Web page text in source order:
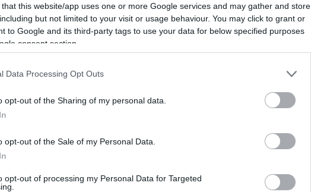
that this website/app uses one or more Google services and may gather and store
but not limited to your visit or usage behaviour. You may click to grant or
to Google and its third-party tags to use your data for below specified purposes
consent section.
Data Processing Opt Outs
opt-out of the Sharing of my personal data.
opt-out of the Sale of my Personal Data.
opt-out of processing my Personal Data for Targeted
az anyaságot, a fejlődést jelenti. A kerék a
szimbólum szülöttei nagyon fejlett, komplex
ingadozó lehet, de mivel a kapcsolatuk, ad
békéjük.
ága van, ami a békét és a boldogságot jelképezi. A
egész életükben a családjuk mellet állnak. Az
mindig készek arra, hogy keblükre öleljék a világot.
is jeleskedhetnek.
23.
a tökéletességre törekvést és a pontosságot
amely minden emberben ott kellene lakozzon. A